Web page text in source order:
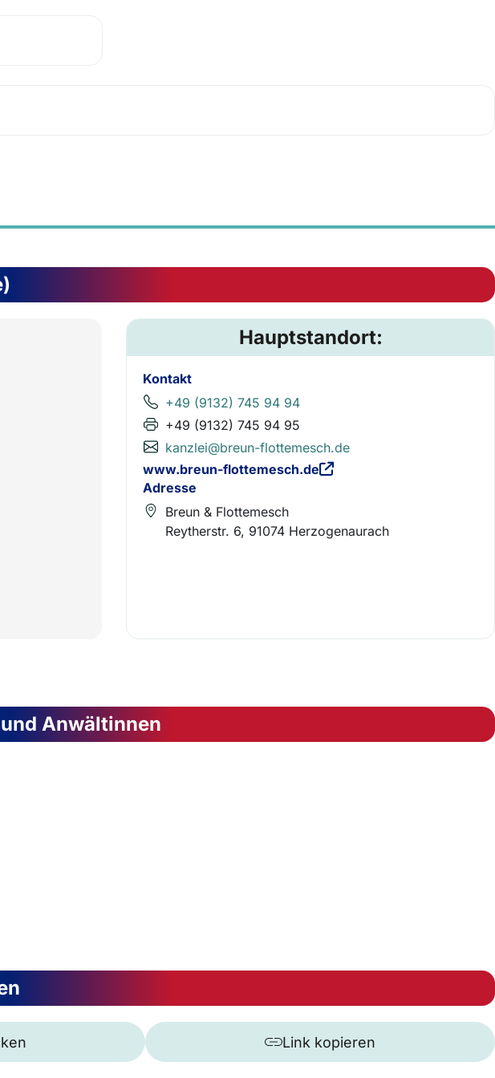
Hauptstandort:
Kontakt
+49 (9132) 745 94 94
+49 (9132) 745 94 95
kanzlei@breun-flottemesch.de
www.breun-flottemesch.de
Adresse
Breun & Flottemesch
Reytherstr. 6, 91074 Herzogenaurach
Anwältinnen
Link kopieren